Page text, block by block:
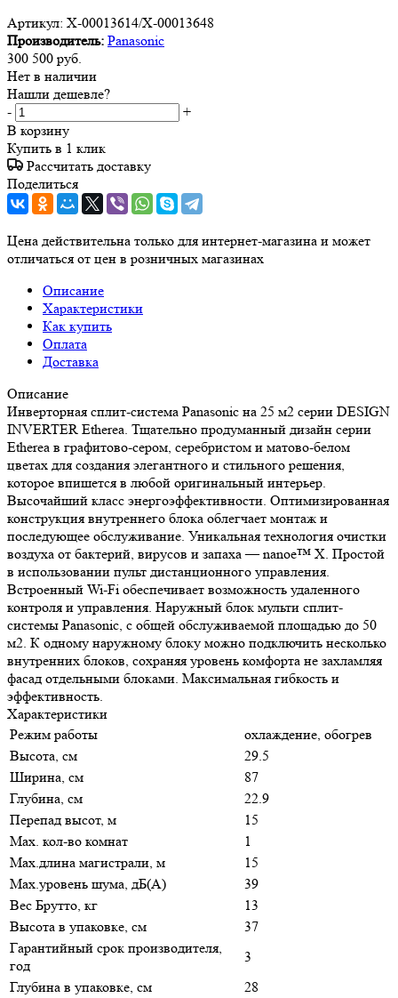
Артикул: X-00013614/X-00013648
Производитель: Panasonic
300 500 руб.
Нет в наличии
Нашли дешевле?
-
+
В корзину
Купить в 1 клик
Рассчитать доставку
Поделиться
Цена действительна только для интернет-магазина и может
отличаться от цен в розничных магазинах
Описание
Характеристики
Как купить
Оплата
Доставка
Описание
Инверторная сплит-система Panasonic на 25 м2 серии DESIGN
INVERTER Etherea. Тщательно продуманный дизайн серии
Etherea в графитово-сером, серебристом и матово-белом
цветах для создания элегантного и стильного решения,
которое впишется в любой оригинальный интерьер.
Высочайший класс энергоэффективности. Оптимизированная
конструкция внутреннего блока облегчает монтаж и
последующее обслуживание. Уникальная технология очистки
воздуха от бактерий, вирусов и запаха — nanoe™ X. Простой
в использовании пульт дистанционного управления.
Встроенный Wi-Fi обеспечивает возможность удаленного
контроля и управления. Наружный блок мульти сплит-
системы Panasonic, с общей обслуживаемой площадью до 50
м2. К одному наружному блоку можно подключить несколько
внутренних блоков, сохраняя уровень комфорта не захламляя
фасад отдельными блоками. Максимальная гибкость и
эффективность.
Характеристики
Режим работы
охлаждение, обогрев
Высота, см
29.5
Ширина, см
87
Глубина, см
22.9
Перепад высот, м
15
Max. кол-во комнат
1
Max.длина магистрали, м
15
Max.уровень шума, дБ(А)
39
Вес Брутто, кг
13
Высота в упаковке, см
37
Гарантийный срок производителя,
год
3
Глубина в упаковке, см
28